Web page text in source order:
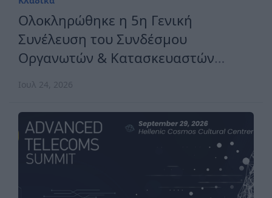
Ολοκληρώθηκε η 5η Γενική
Συνέλευση του Συνδέσμου
Οργανωτών & Κατασκευαστών
Εκθέσεων Ελλάδος
Ιουλ 24, 2026